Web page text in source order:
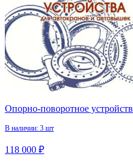
Опорно-поворотное
В наличии: 3 шт
118 000 ₽